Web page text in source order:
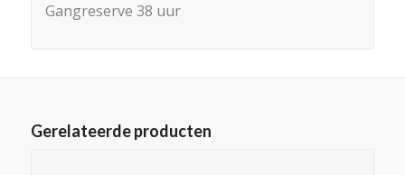
Gangreserve 38 uur
Gerelateerde producten